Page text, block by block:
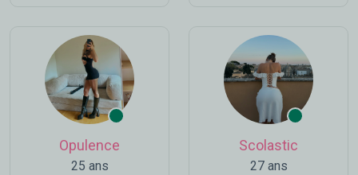
Opulence
25 ans
Scolastic
27 ans